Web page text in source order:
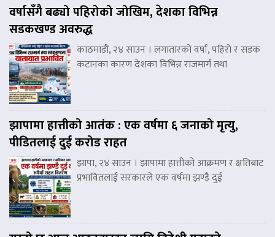
वर्षासँगै बढ्यो पहिरोको जोखिम, देशका विभिन्न
सडकखण्ड अवरुद्ध
काठमाडौं, २४ साउन । लगातारको वर्षा, पहिरो र सडक
कटानका कारण देशका विभिन्न राजमार्ग तथा
झापामा हात्तीको आतंक : एक वर्षमा ६ जनाको मृत्यु,
पीडितलाई दुई करोड राहत
झापा, २४ साउन । झापामा हात्तीको आक्रमण र क्षतिबाट
प्रभावितलाई सरकारले एक वर्षमा झण्डै दुई